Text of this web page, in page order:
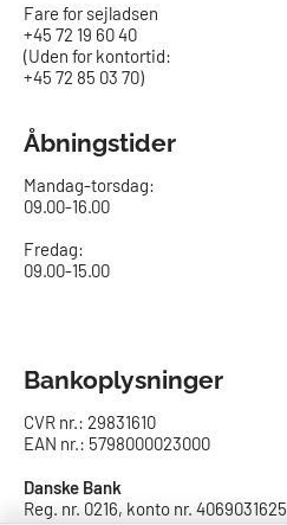
Fare for sejladsen
+45 72 19 60 40
(Uden for kontortid:
+45 72 85 03 70)
Åbningstider
Mandag-torsdag:
09.00-16.00​
Fredag:
09.00-15.00
Bankoplysninger
CVR nr.: 29831610
EAN nr.: 5798000023000
Danske Bank
Reg. nr. 0216, konto nr. 4069031625